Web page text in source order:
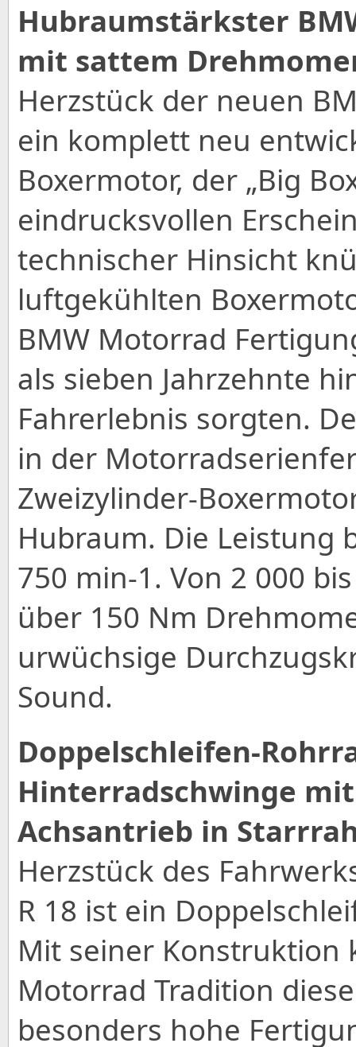
Hubraumstärkster
mit sattem
Herzstück der neuen
ein komplett neu
Boxermotor, der „Big
eindrucksvollen
technischer Hinsicht
luftgekühlten
BMW Motorrad
als sieben Jahrzehnte
Fahrerlebnis sorgten.
in der
Zweizylinder-
Hubraum. Die Leistung
750 min-1. Von 2 000
über 150 Nm
urwüchsige
Sound.
Doppelschleifen-
Hinterradschwinge
Achsantrieb in
Herzstück des
R 18 ist ein
Mit seiner Konstruktion
Motorrad Tradition
besonders hohe